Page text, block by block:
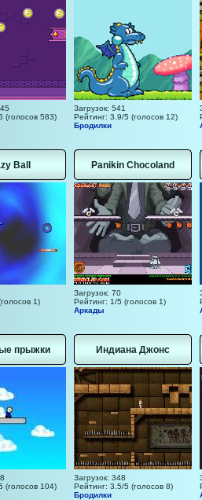
(голосов 583)
Загрузок: 541
Рейтинг: 3.9/5 (голосов 12)
Бродилки
Ball
1)
Panikin Chocoland
Загрузок: 70
Рейтинг: 1/5 (голосов 1)
Аркады
прыжки
(голосов 104)
Индиана Джонс
Загрузок: 348
Рейтинг: 3.5/5 (голосов 8)
Бродилки